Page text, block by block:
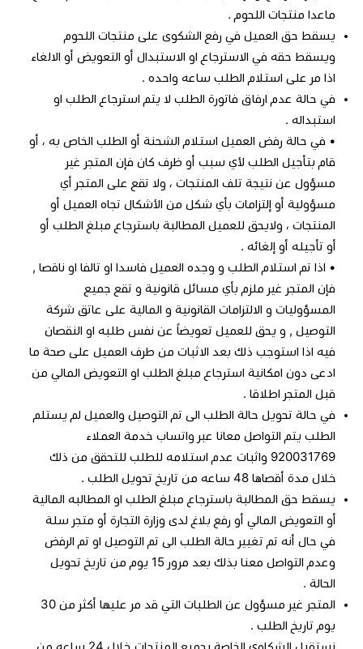
ماعدا منتجات اللحوم .
يسقط حق العميل في رفع الشكوى على منتجات اللحوم
ويسقط حقه في الاسترجاع او الاستبدال أو التعويض أو الالغاء
اذا مر على استلام الطلب ساعه واحده .
في حالة عدم ارفاق فاتورة الطلب لا يتم استرجاع الطلب او
استبداله .
• في حالة رفض العميل استلام الشحنة أو الطلب الخاص به ، أو
قام بتأجيل الطلب لأي سبب أو ظرف كان فإن المتجر غير
مسؤول عن نتيجة تلف المنتجات ، ولا تقع على المتجر أي
مسؤولية أو إلتزامات بأي شكل من الأشكال تجاه العميل أو
المنتجات ، ولايحق للعميل المطالبة باسترجاع مبلغ الطلب أو
أو تأجيله أو إلغائه .
• اذا تم استلام الطلب و وجده العميل فاسدا او تالفا او ناقصا ,
فإن المتجر غير ملزم بأي مسائل قانونية و تقع جميع
المسؤوليات و الالتزامات القانونية و المالية على عاتق شركة
التوصيل , و يحق للعميل تعويضاً عن نفس طلبه او النقصان
فيه اذا استوجب ذلك بعد الاثبات من طرف العميل على صحة ما
ادعى دون امكانية استرجاع مبلغ الطلب او التعويض المالي من
قبل المتجر اطلاقا .
في حالة تحويل حالة الطلب الى تم التوصيل والعميل لم يستلم
الطلب يتم التواصل معانا عبر واتساب خدمة العملاء
920031769 واثبات عدم استلامه للطلب للتحقق من ذلك
خلال مدة أقصاها 48 ساعه من تاريخ تحويل الطلب .
يسقط حق المطالبة باسترجاع مبلغ الطلب او المطالبه المالية
أو التعويض المالي أو رفع بلاغ لدى وزارة التجارة أو متجر سلة
في حال أنه تم تغيير حالة الطلب الى تم التوصيل او تم الرفض
وعدم التواصل معنا بذلك بعد مرور 15 يوم من تاريخ تحويل
الحالة .
المتجر غير مسؤول عن الطلبات التي قد مر عليها أكثر من 30
يوم تاريخ الطلب .
نستقبل الشكاوي الخاصة بجميع المنتجات خلال 24 ساعه من